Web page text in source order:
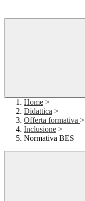
Home >
Didattica >
Offerta formativa >
Inclusione >
Normativa BES